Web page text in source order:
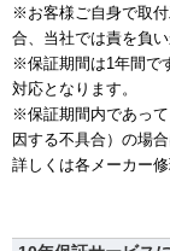
※お客様ご自身で取
合、当社では責を負い
※保証期間は1年間で
対応となります。
※保証期間内であっ
因する不具合）の場
詳しくは各メーカー